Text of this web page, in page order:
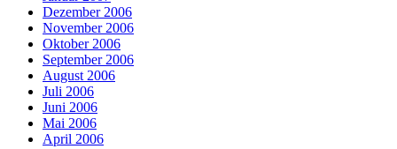
Dezember 2006
November 2006
Oktober 2006
September 2006
August 2006
Juli 2006
Juni 2006
Mai 2006
April 2006